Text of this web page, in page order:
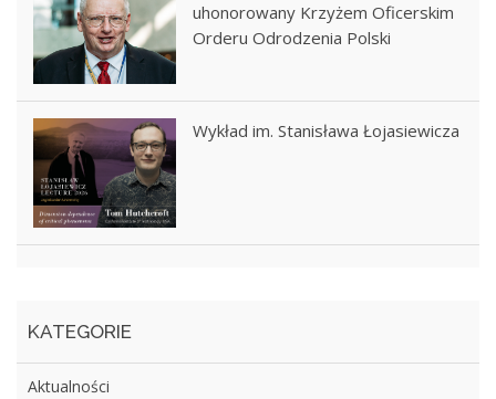
uhonorowany Krzyżem Oficerskim
Orderu Odrodzenia Polski
Wykład im. Stanisława Łojasiewicza
KATEGORIE
Aktualności